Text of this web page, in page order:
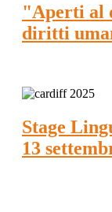
"Aperti al
diritti
Stage
13